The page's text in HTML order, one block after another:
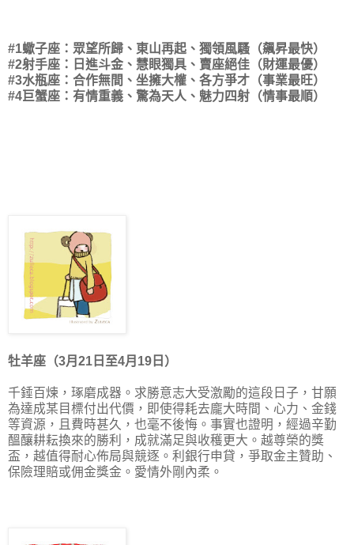
#1蠍子座：眾望所歸、東山再起、獨領風騷（飆昇最快）
#2射手座：日進斗金、慧眼獨具、賣座絕佳（財運最優）
#3水瓶座：合作無間、坐擁大權、各方爭才（事業最旺）
#4巨蟹座：有情重義、驚為天人、魅力四射（情事最順）
牡羊座（3月21日至4月19日）
千錘百煉，琢磨成器。求勝意志大受激勵的這段日子，甘願
為達成某目標付出代價，即使得耗去龐大時間、心力、金錢
等資源，且費時甚久，也毫不後悔。事實也證明，經過辛勤
醞釀耕耘換來的勝利，成就滿足與收穫更大。越尊榮的獎
盃，越值得耐心佈局與競逐。利銀行申貸，爭取金主贊助、
保險理賠或佣金獎金。愛情外剛內柔。